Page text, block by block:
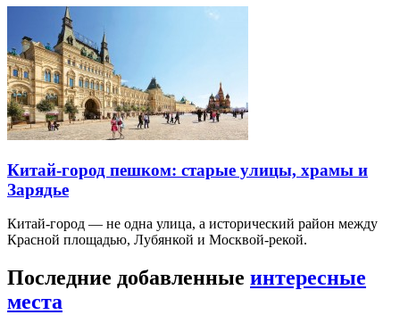
Китай-город пешком: старые улицы, храмы и
Зарядье
Китай-город — не одна улица, а исторический район между
Красной площадью, Лубянкой и Москвой-рекой.
Последние добавленные интересные
места